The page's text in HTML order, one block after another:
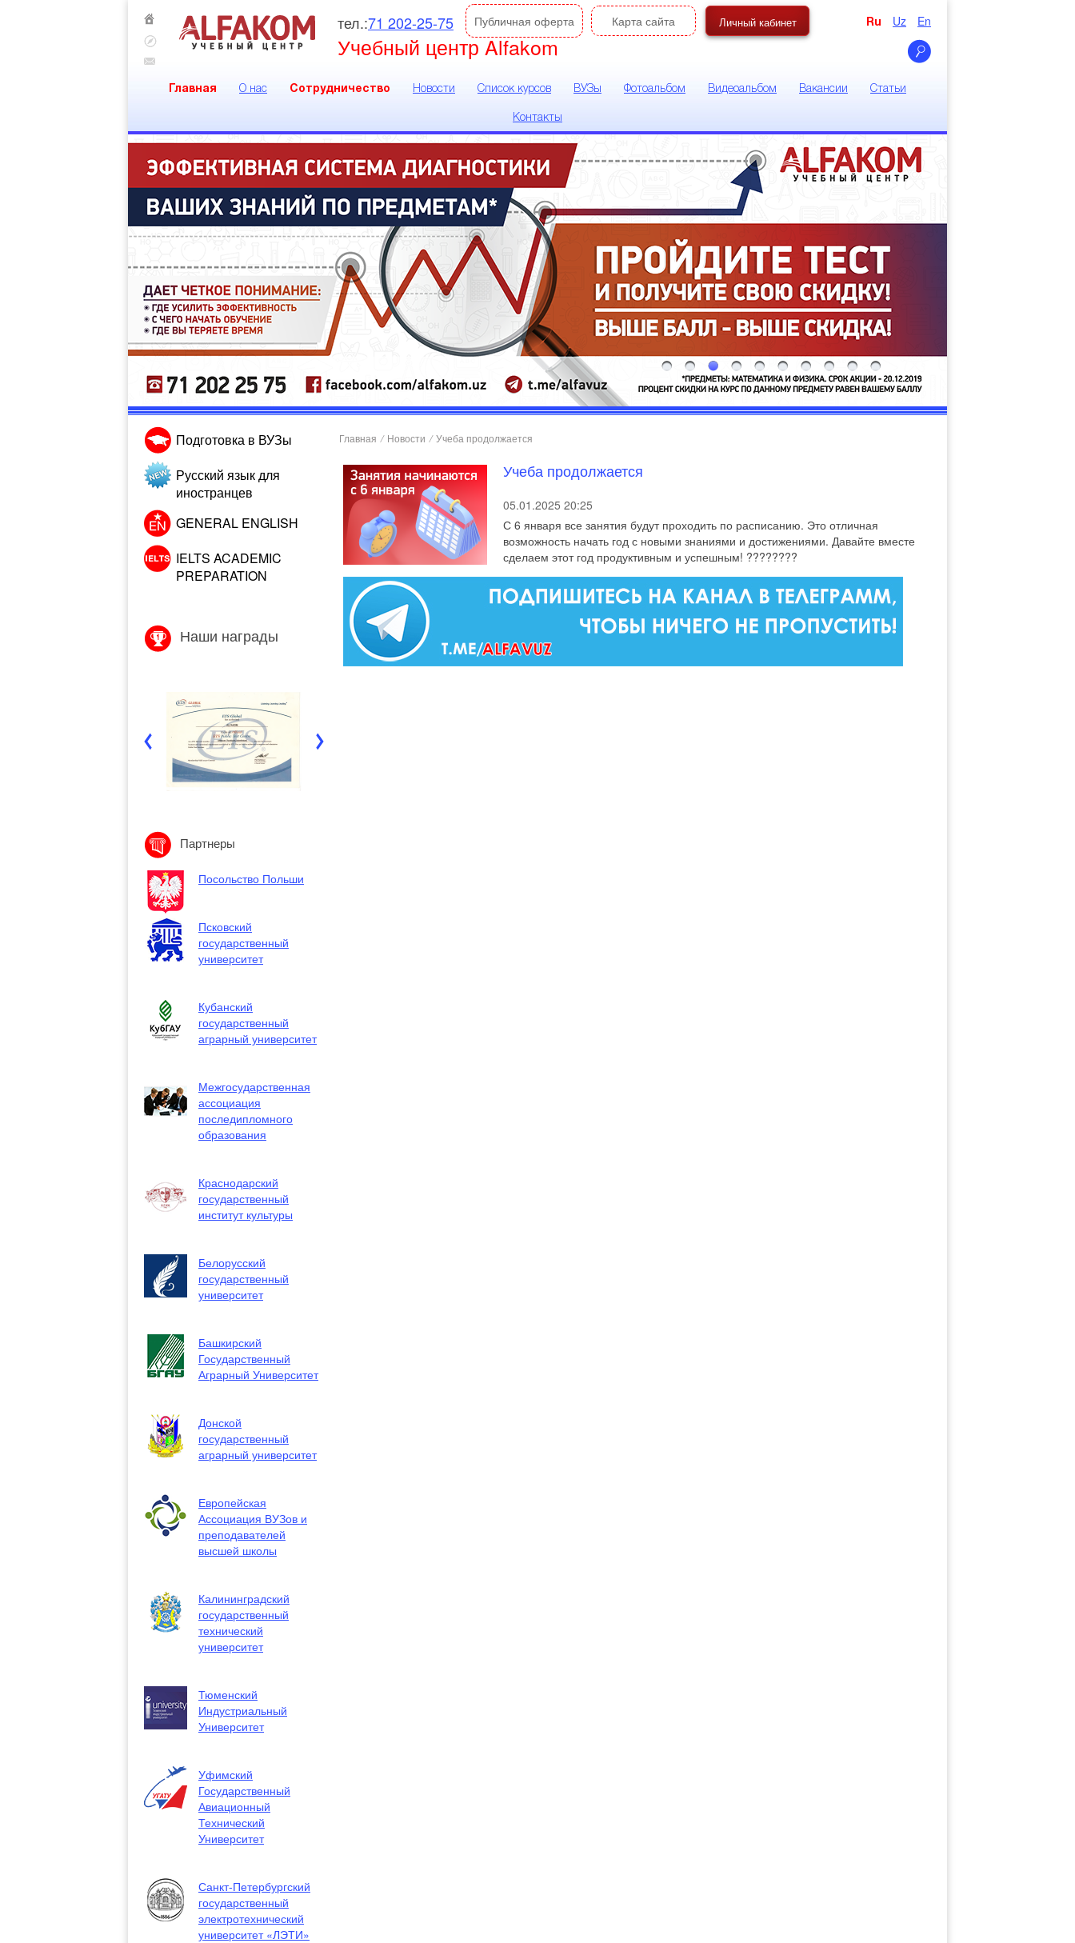
тел.:71 202-25-75 Публичная оферта
Учебный центр Alfakom
Карта сайта Личный кабинет Ru Uz En
Главная О нас Сотрудничество Новости Список курсов ВУЗы Фотоальбом Видеоальбом Вакансии Статьи
Контакты
Подготовка в ВУЗы
Русский язык для
иностранцев
GENERAL ENGLISH
IELTS ACADEMIC
PREPARATION
Наши награды
Партнеры
Посольство Польши
Псковский
государственный
университет
Кубанский
государственный
аграрный университет
Межгосударственная
ассоциация
последипломного
образования
Краснодарский
государственный
институт культуры
Белорусский
государственный
университет
Башкирский
Государственный
Аграрный Университет
Донской
государственный
аграрный университет
Европейская
Ассоциация ВУЗов и
преподавателей
высшей школы
Калининградский
государственный
технический
университет
Тюменский
Индустриальный
Университет
Уфимский
Государственный
Авиационный
Технический
Университет
Санкт-Петербургский
государственный
электротехнический
университет «ЛЭТИ»
Главная / Новости / Учеба продолжается
Учеба продолжается
05.01.2025 20:25
С 6 января все занятия будут проходить по расписанию. Это отличная
возможность начать год с новыми знаниями и достижениями. Давайте вместе
сделаем этот год продуктивным и успешным! ????????